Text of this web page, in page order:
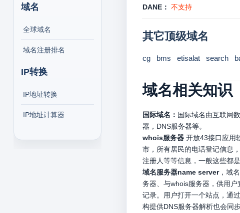
域名
全球域名
域名注册排名
IP转换
IP地址转换
IP地址计算器
DANE： 不支持
其它顶级域名
cg bms etisalat search
域名相关知识
国际域名： 国际域名由互联网
器，DNS服务器等。
whois服务器开放43接口应用
市，所有居民的电话登记信息
注册人等等信息，一般这些都是
域名服务器name server，域
务器、与whois服务器，供用
记录。用户打开一个站点，通
构提供DNS服务器解析也会同